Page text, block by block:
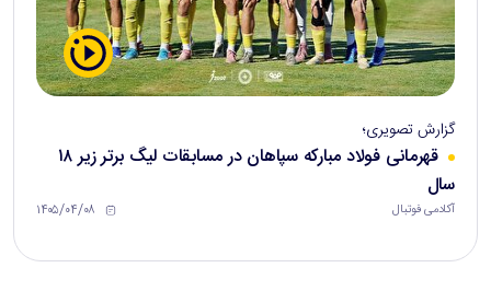
گزارش تصویری؛
قهرمانی فولاد مبارکه سپاهان در مسابقات لیگ برتر زیر ۱۸
سال
آکادمی فوتبال ۱۴۰۵/۰۴/۰۸